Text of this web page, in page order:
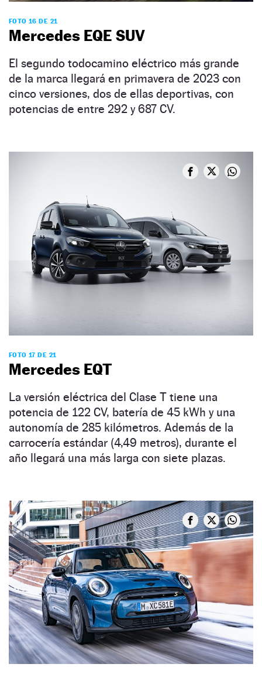
FOTO 16 DE 21
Mercedes EQE SUV
El segundo todocamino eléctrico más grande
de la marca llegará en primavera de 2023 con
cinco versiones, dos de ellas deportivas, con
potencias de entre 292 y 687 CV.
FOTO 17 DE 21
Mercedes EQT
La versión eléctrica del Clase T tiene una
potencia de 122 CV, batería de 45 kWh y una
autonomía de 285 kilómetros. Además de la
carrocería estándar (4,49 metros), durante el
año llegará una más larga con siete plazas.